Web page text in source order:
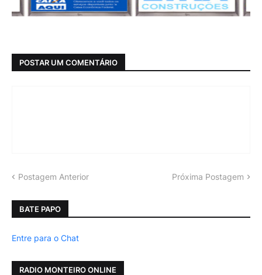
POSTAR UM COMENTÁRIO
Postagem Anterior Próxima Postagem
BATE PAPO
Entre para o Chat
RADIO MONTEIRO ONLINE